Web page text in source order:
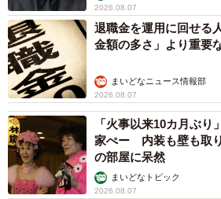
2026.08.07
退職金を運用に回せる
金額の多さ」より重要
まいどなニュース情報部
2026.08.07
「火事以来10カ月ぶ
家ぺー 内装も壁も取
の部屋に呆然
まいどなトピック
2026.08.07